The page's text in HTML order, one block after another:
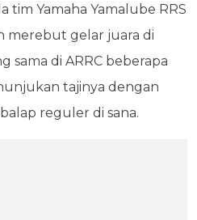
tim Yamaha Yamalube RRS
merebut gelar juara di
sama di ARRC beberapa
tajinya dengan
reguler di sana.